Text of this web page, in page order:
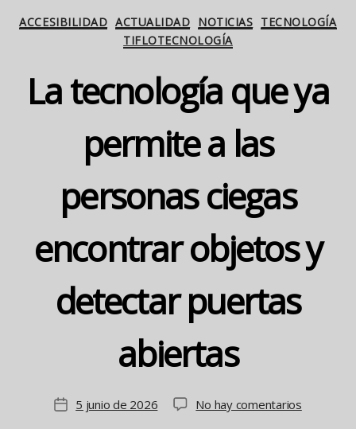
Categorías
ACCESIBILIDAD ACTUALIDAD NOTICIAS TECNOLOGÍA
TIFLOTECNOLOGÍA
La tecnología que ya
permite a las
personas ciegas
encontrar objetos y
detectar puertas
abiertas
Fecha5 junio de 2026 No hay comentariosen